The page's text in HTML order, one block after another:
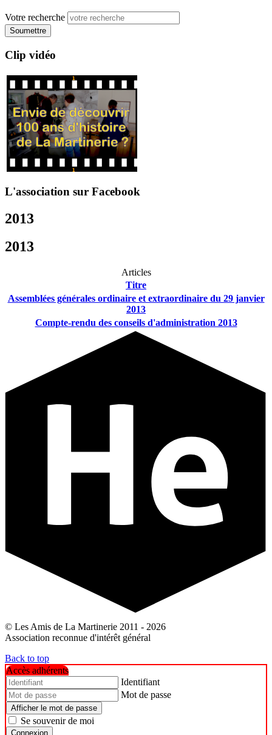
Votre recherche
Soumettre
Clip vidéo
L'association sur Facebook
2013
2013
Articles
Titre
Assemblées générales ordinaire et extraordinaire du 29 janvier
2013
Compte-rendu des conseils d'administration 2013
© Les Amis de La Martinerie 2011 - 2026
Association reconnue d'intérêt général
Back to top
Accès adhérents
Identifiant
Mot de passe
Afficher le mot de passe
Se souvenir de moi
Connexion